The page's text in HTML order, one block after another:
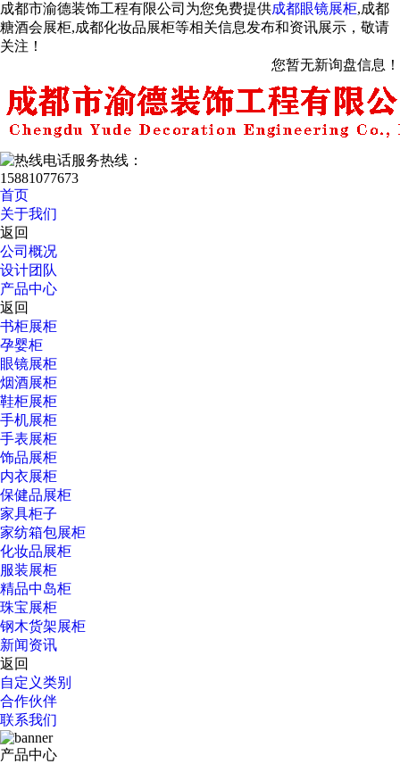
成都市渝德装饰工程有限公司为您免费提供成都眼镜展柜,成都
糖酒会展柜,成都化妆品展柜等相关信息发布和资讯展示，敬请
关注！
您暂无新询盘信息！
服务热线：
15881077673
首页
关于我们
返回
公司概况
设计团队
产品中心
返回
书柜展柜
孕婴柜
眼镜展柜
烟酒展柜
鞋柜展柜
手机展柜
手表展柜
饰品展柜
内衣展柜
保健品展柜
家具柜子
家纺箱包展柜
化妆品展柜
服装展柜
精品中岛柜
珠宝展柜
钢木货架展柜
新闻资讯
返回
自定义类别
合作伙伴
联系我们
产品中心